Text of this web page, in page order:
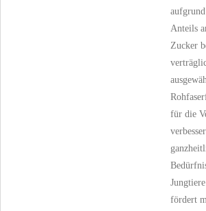
Anteils
Zucker
für die
fördert